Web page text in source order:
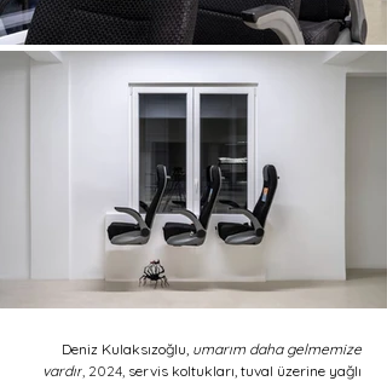
Deniz Kulaksızoğlu, umarım daha gelmemize
vardır , 2024, servis koltukları, tuval üzerine yağlı